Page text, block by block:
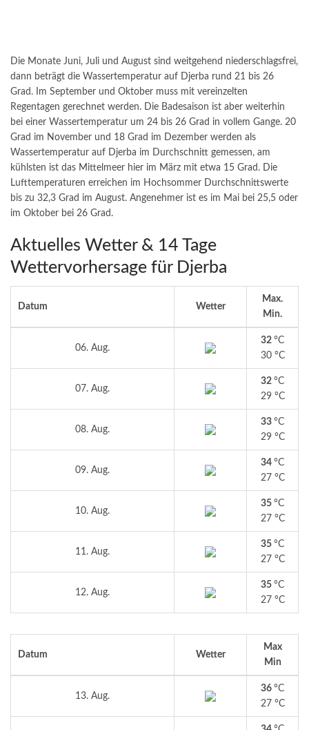
Die Monate Juni, Juli und August sind weitgehend niederschlagsfrei,
dann beträgt die Wassertemperatur auf Djerba rund 21 bis 26
Grad. Im September und Oktober muss mit vereinzelten
Regentagen gerechnet werden. Die Badesaison ist aber weiterhin
bei einer Wassertemperatur um 24 bis 26 Grad in vollem Gange. 20
Grad im November und 18 Grad im Dezember werden als
Wassertemperatur auf Djerba im Durchschnitt gemessen, am
kühlsten ist das Mittelmeer hier im März mit etwa 15 Grad. Die
Lufttemperaturen erreichen im Hochsommer Durchschnittswerte
bis zu 32,3 Grad im August. Angenehmer ist es im Mai bei 25,5 oder
im Oktober bei 26 Grad.
Aktuelles Wetter & 14 Tage
Wettervorhersage für Djerba
Datum Wetter
Max.
Min.
06. Aug.
32 °C
30 °C
07. Aug.
32 °C
29 °C
08. Aug.
33 °C
29 °C
09. Aug.
34 °C
27 °C
10. Aug.
35 °C
27 °C
11. Aug.
35 °C
27 °C
12. Aug.
35 °C
27 °C
Datum Wetter
Max
Min
13. Aug.
36 °C
27 °C